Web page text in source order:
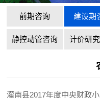
前期咨询 建设期
静控动管咨询 计价研
灌南县2017年度中央财政